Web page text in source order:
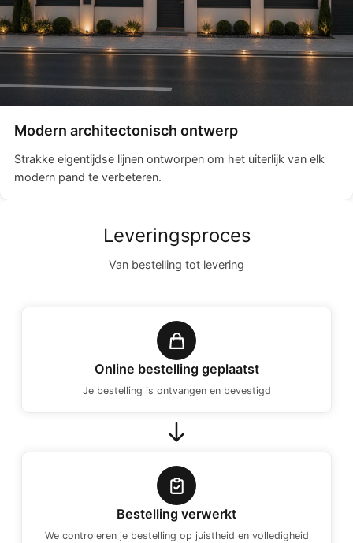
Modern architectonisch ontwerp
Strakke eigentijdse lijnen ontworpen om het uiterlijk van elk
modern pand te verbeteren.
Leveringsproces
Van bestelling tot levering
Online bestelling geplaatst
Je bestelling is ontvangen en bevestigd
Bestelling verwerkt
We controleren je bestelling op juistheid en volledigheid